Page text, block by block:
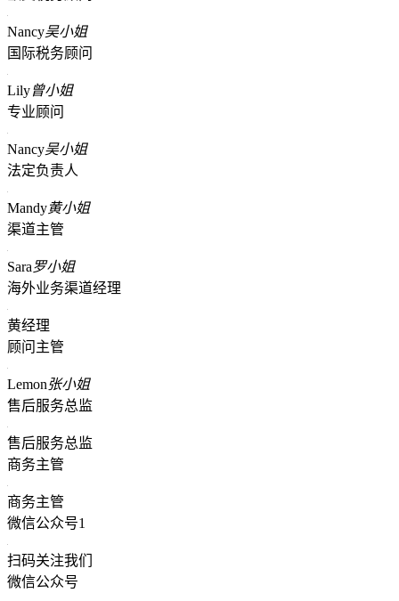
Nancy吴小姐
国际税务顾问
Lily曾小姐
专业顾问
Nancy吴小姐
法定负责人
Mandy黄小姐
渠道主管
Sara罗小姐
海外业务渠道经理
黄经理
顾问主管
Lemon张小姐
售后服务总监
售后服务总监
商务主管
商务主管
微信公众号1
扫码关注我们
微信公众号